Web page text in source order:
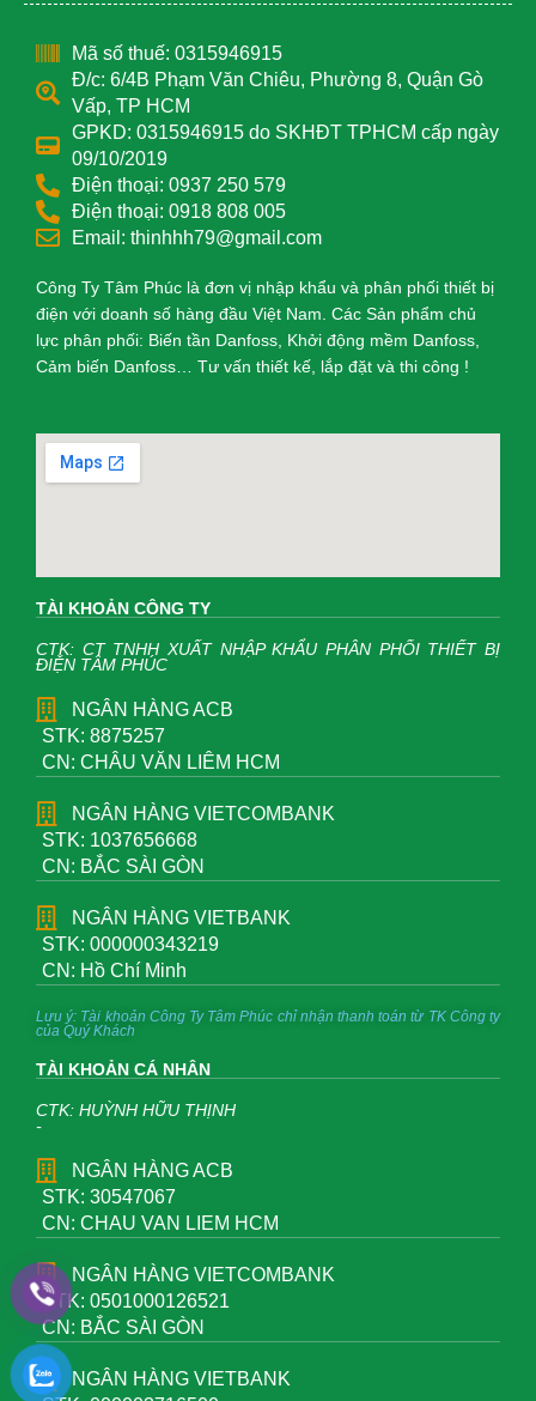
Mã số thuế: 0315946915
Đ/c: 6/4B Phạm Văn Chiêu, Phường 8, Quận Gò
Vấp, TP HCM
GPKD: 0315946915 do SKHĐT TPHCM cấp ngày
09/10/2019
Điện thoại: 0937 250 579
Điện thoại: 0918 808 005
Email: thinhhh79@gmail.com
Công Ty Tâm Phúc là đơn vị nhập khẩu và phân phối thiết bị
điện với doanh số hàng đầu Việt Nam. Các Sản phẩm chủ
lực phân phối: Biến tần Danfoss, Khởi động mềm Danfoss,
Cảm biến Danfoss… Tư vấn thiết kế, lắp đặt và thi công !
TÀI KHOẢN CÔNG TY
CTK: CT TNHH XUẤT NHẬP KHẨU PHÂN PHỐI THIẾT BỊ
ĐIỆN TÂM PHÚC
NGÂN HÀNG ACB
STK: 8875257
CN: CHÂU VĂN LIÊM HCM
NGÂN HÀNG VIETCOMBANK
STK: 1037656668
CN: BẮC SÀI GÒN
NGÂN HÀNG VIETBANK
STK: 000000343219
CN: Hồ Chí Minh
Lưu ý: Tài khoản Công Ty Tâm Phúc chỉ nhận thanh toán từ TK Công ty
của Quý Khách
TÀI KHOẢN CÁ NHÂN
CTK: HUỲNH HỮU THỊNH
-
NGÂN HÀNG ACB
STK: 30547067
CN: CHAU VAN LIEM HCM
NGÂN HÀNG VIETCOMBANK
STK: 0501000126521
CN: BẮC SÀI GÒN
NGÂN HÀNG VIETBANK